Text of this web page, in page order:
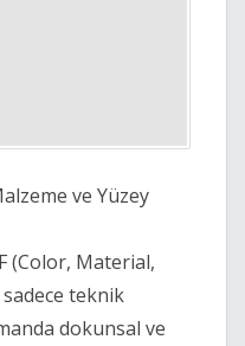
ve Yüzey
(Color, Material,
teknik
dokunsal ve